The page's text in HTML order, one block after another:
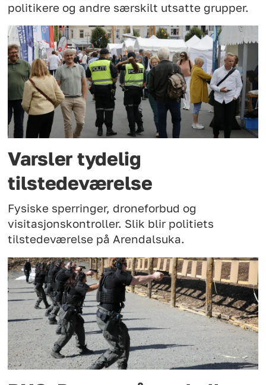
politikere og andre særskilt utsatte grupper.
Varsler tydelig
tilstedeværelse
Fysiske sperringer, droneforbud og
visitasjonskontroller. Slik blir politiets
tilstedeværelse på Arendalsuka.